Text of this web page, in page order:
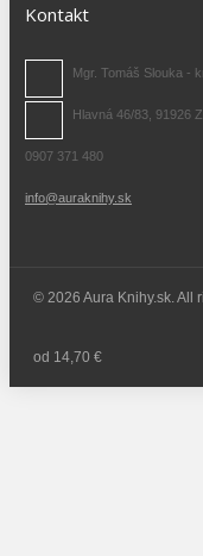
Kontakt
Mgr. Tomáš Slouka -
Hlavná 46/83, 91926
0907 371 480
info@auraknihy.sk
© 2026 Aura Knihy.sk. All
od 14,70 €